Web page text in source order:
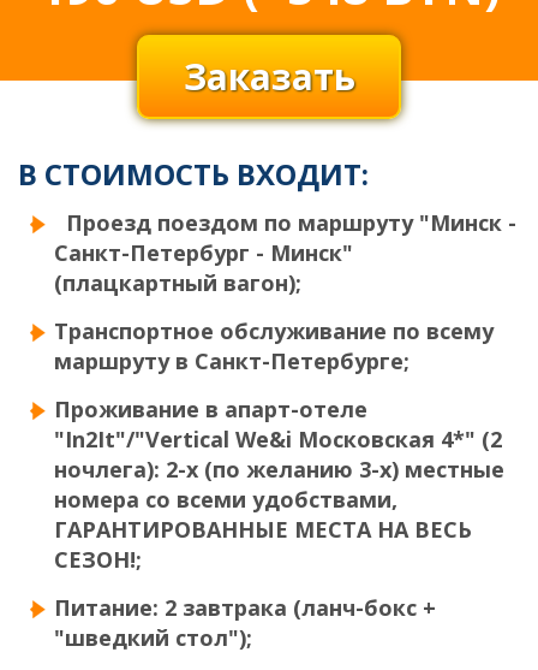
Заказать
В СТОИМОСТЬ ВХОДИТ:
Проезд поездом по маршруту "Минск -
Санкт-Петербург - Минск"
(плацкартный вагон);
Транспортное обслуживание по всему
маршруту в Санкт-Петербурге;
Проживание в апарт-отеле
"In2It"/"Vertical We&i Московская 4*" (2
ночлега): 2-х (по желанию 3-х) местные
номера со всеми удобствами,
ГАРАНТИРОВАННЫЕ МЕСТА НА ВЕСЬ
СЕЗОН!;
Питание: 2 завтрака (ланч-бокс +
"шведкий стол");